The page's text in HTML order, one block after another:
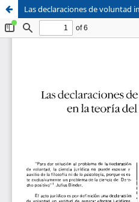
Sistema de
Bibliotecas
Facultad de
Derecho
Las declaraciones de voluntad